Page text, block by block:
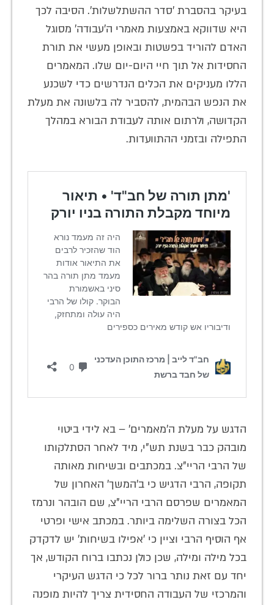
בעיקר בהסברת 'סדר ההשתלשלות'. הסיבה לכך
היא שדווקא באמצעות מאמרי ה'עבודה' מסוגל
האדם להוריד בפשטות ובאופן מעשי את תורת
החסידות אל תוך חיי היום-יום שלו. המאמרים
הללו מעניקים את הכלים הנדרשים כדי לשכנע
את הנפש הבהמית, להסביר לה בלשונה את מעלת
הקדושה, ולרתום אותה לעבודת הבורא במהלך
התפילה ובזמני ההתוועדות.
הדגש על מעלת ה'מאמרים' – בא לידי ביטוי
מובהק כבר בשנת תש"י, מיד לאחר הסתלקותו
של הרבי הריי"צ. במכתבים ובשיחות מאותה
תקופה, הרבי הדגיש כי ב'המשך' האחרון של
המאמרים שפרסם הרבי הריי"צ, שם הובהר ונרמז
הכל בצורה השלימה ביותר. במכתב אישי ופרטי
אף הוסיף הרבי וציין כי 'אפילו בשיחות' יש לדקדק
בכל מילה ומילה, שכן כולן נכתבו ברוח הקודש, אך
יחד עם זאת נותר ברור לכל כי הדגש העיקרי
והמרכזי של העבודה החסידית צריך להיות מופנה